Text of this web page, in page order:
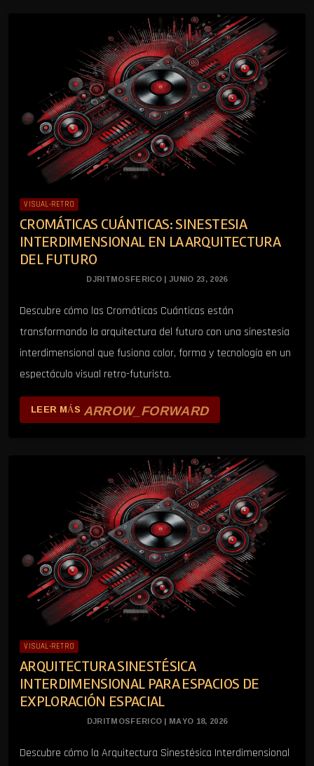
VISUAL-RETRO
CROMÁTICAS CUÁNTICAS: SINESTESIA
INTERDIMENSIONAL EN LA ARQUITECTURA
DEL FUTURO
DJRITMOSFERICO | JUNIO 23, 2026
Descubre cómo las Cromáticas Cuánticas están
transformando la arquitectura del futuro con una sinestesia
interdimensional que fusiona color, forma y tecnología en un
espectáculo visual retro-futurista.
LEER MÁS ARROW_FORWARD
VISUAL-RETRO
ARQUITECTURA SINESTÉSICA
INTERDIMENSIONAL PARA ESPACIOS DE
EXPLORACIÓN ESPACIAL
DJRITMOSFERICO | MAYO 18, 2026
Descubre cómo la Arquitectura Sinestésica Interdimensional